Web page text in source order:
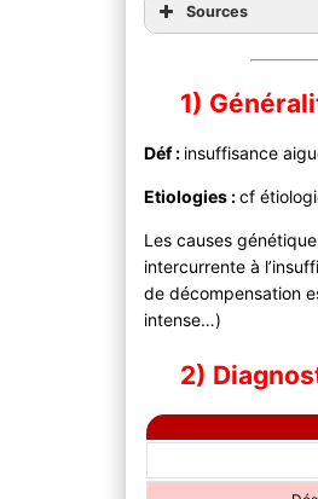
Sources
1)
Déf : insuffisance
Etiologies :cf
Les causes
intercurrente à
de décompensation
intense…)
2)